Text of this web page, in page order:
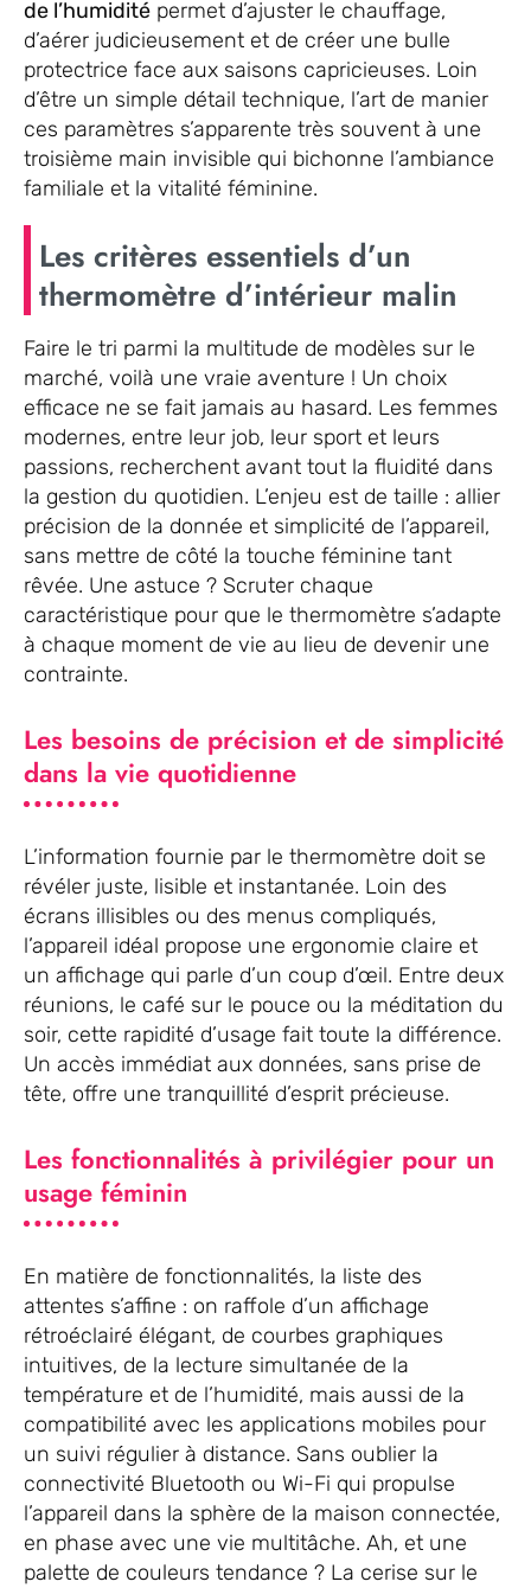
de l’humidité permet d’ajuster le chauffage,
d’aérer judicieusement et de créer une bulle
protectrice face aux saisons capricieuses. Loin
d’être un simple détail technique, l’art de manier
ces paramètres s’apparente très souvent à une
troisième main invisible qui bichonne l’ambiance
familiale et la vitalité féminine.
Les critères essentiels d’un
thermomètre d’intérieur malin
Faire le tri parmi la multitude de modèles sur le
marché, voilà une vraie aventure ! Un choix
efficace ne se fait jamais au hasard. Les femmes
modernes, entre leur job, leur sport et leurs
passions, recherchent avant tout la fluidité dans
la gestion du quotidien. L’enjeu est de taille : allier
précision de la donnée et simplicité de l’appareil,
sans mettre de côté la touche féminine tant
rêvée. Une astuce ? Scruter chaque
caractéristique pour que le thermomètre s’adapte
à chaque moment de vie au lieu de devenir une
contrainte.
Les besoins de précision et de simplicité
dans la vie quotidienne
L’information fournie par le thermomètre doit se
révéler juste, lisible et instantanée. Loin des
écrans illisibles ou des menus compliqués,
l’appareil idéal propose une ergonomie claire et
un affichage qui parle d’un coup d’œil. Entre deux
réunions, le café sur le pouce ou la méditation du
soir, cette rapidité d’usage fait toute la différence.
Un accès immédiat aux données, sans prise de
tête, offre une tranquillité d’esprit précieuse.
Les fonctionnalités à privilégier pour un
usage féminin
En matière de fonctionnalités, la liste des
attentes s’affine : on raffole d’un affichage
rétroéclairé élégant, de courbes graphiques
intuitives, de la lecture simultanée de la
température et de l’humidité, mais aussi de la
compatibilité avec les applications mobiles pour
un suivi régulier à distance. Sans oublier la
connectivité Bluetooth ou Wi-Fi qui propulse
l’appareil dans la sphère de la maison connectée,
en phase avec une vie multitâche. Ah, et une
palette de couleurs tendance ? La cerise sur le